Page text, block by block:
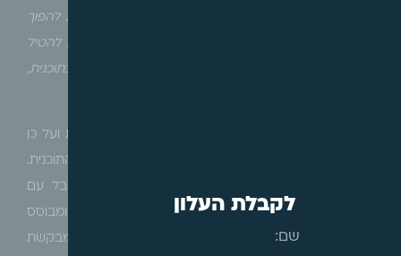
האזרח. לא יעלה על הדעת כי ניתן יהיה באבחת תוכנית להפוך
שטח מסוים ל"אקס טריטוריה", בו תהיה רשאית הרשות להטיל
כל חיוב שתמצא לנכון, אף כזה שלא ננקב במפורש בתוכנית,
נקבע כי העירייה מחויבת להיצמד ללשון החוק והתוכנית ועל כן
ראשית לחייב רק לצורך תשלומים המצוים בתוך חלקי התוכנית.
אין העירייה רשאית לגבות חוב על הקמת שצ"פ הגובל עם
התוכנית. כן חובת העירייה לספק תחשיב מקצועי מפורט ומבוסס
המתייחס לנתונים קונקרטיים של העבודות שבגינן היא מבקשת
לקבלת העלון